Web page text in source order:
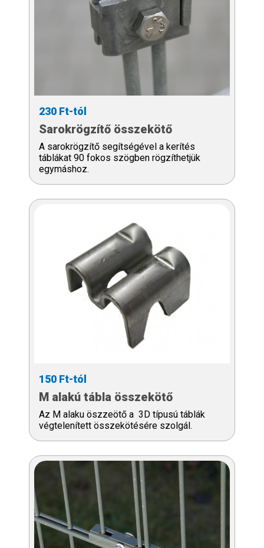
230 Ft-tól
Sarokrögzítő összekötő
A sarokrögzítő segítségével a kerítés
táblákat 90 fokos szögben rögzíthetjük
egymáshoz.
150 Ft-tól
M alakú tábla összekötő
Az M alaku öszzeötő a 3D típusú táblák
végtelenített összekötésére szolgál.